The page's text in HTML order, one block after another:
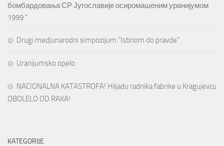
бомбардовања СР Југославије осиромашеним уранијумом
1999.“
Drugi medjunarodni simpozijum “Istinom do pravde”
Uranijumsko opelo
NACIONALNA KATASTROFA! Hiljadu radnika fabrike u Kragujevcu
OBOLELO OD RAKA!
KATEGORIJE